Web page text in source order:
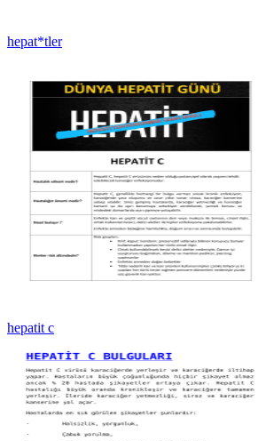
hepat*tler
hepatit c